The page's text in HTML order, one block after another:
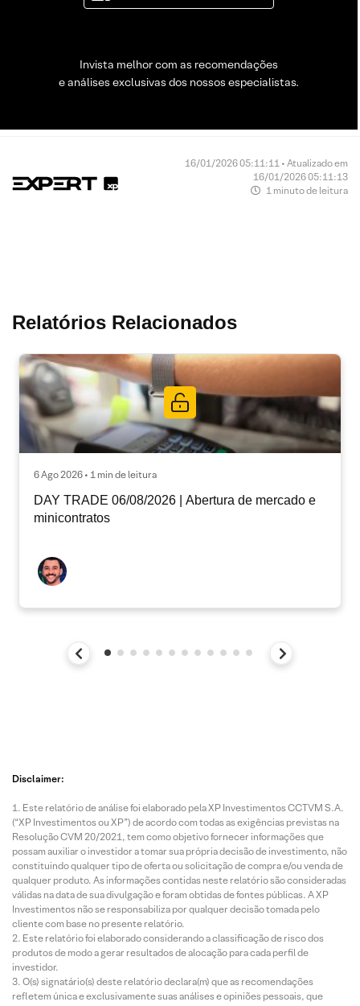
Invista melhor com as recomendações
e análises exclusivas dos nossos especialistas.
16/01/2026 05:11:11 • Atualizado em
16/01/2026 05:11:13
1 minuto de leitura
Relatórios Relacionados
6 Ago 2026 • 1 min de leitura
DAY TRADE 06/08/2026 | Abertura de mercado e
minicontratos
Disclaimer:
Este relatório de análise foi elaborado pela XP Investimentos CCTVM S.A.
(“XP Investimentos ou XP”) de acordo com todas as exigências previstas na
Resolução CVM 20/2021, tem como objetivo fornecer informações que
possam auxiliar o investidor a tomar sua própria decisão de investimento, não
constituindo qualquer tipo de oferta ou solicitação de compra e/ou venda de
qualquer produto. As informações contidas neste relatório são consideradas
válidas na data de sua divulgação e foram obtidas de fontes públicas. A XP
Investimentos não se responsabiliza por qualquer decisão tomada pelo
cliente com base no presente relatório.
Este relatório foi elaborado considerando a classificação de risco dos
produtos de modo a gerar resultados de alocação para cada perfil de
investidor.
O(s) signatário(s) deste relatório declara(m) que as recomendações
refletem única e exclusivamente suas análises e opiniões pessoais, que